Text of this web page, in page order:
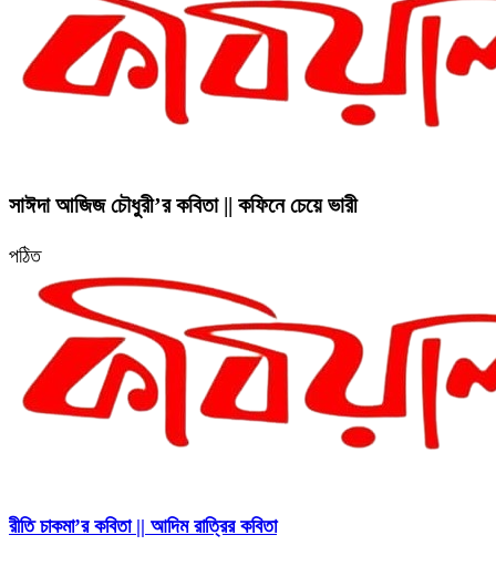
সাঈদা আজিজ চৌধুরী’র কবিতা || কফিনে চেয়ে ভারী
পঠিত
রীতি চাকমা’র কবিতা || আদিম রাত্রির কবিতা